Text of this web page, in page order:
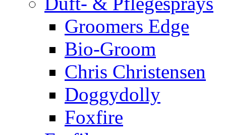
Groomers Edge
Bio-Groom
Chris Christensen
Doggydolly
Foxfire